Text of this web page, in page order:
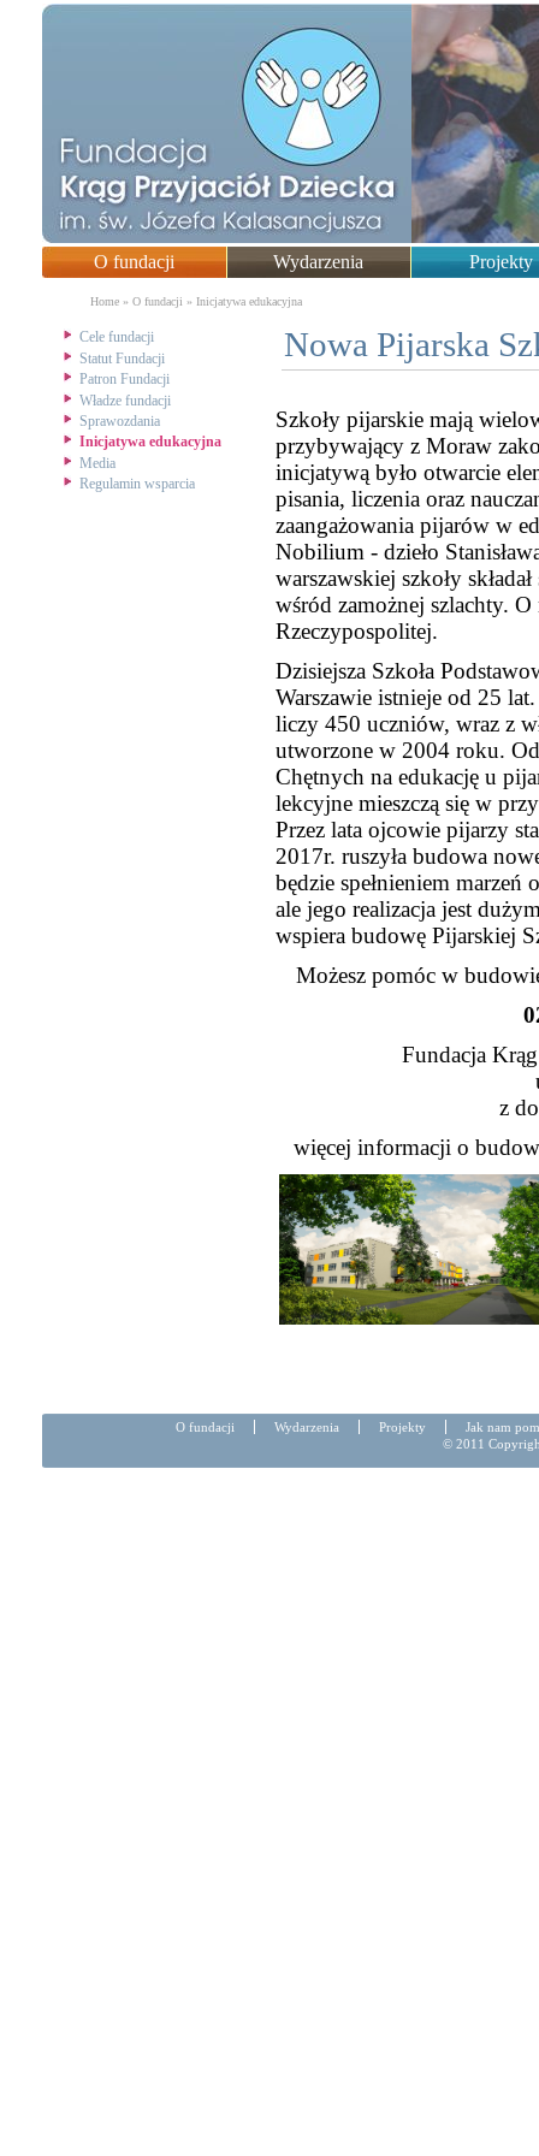
O fundacji Wydarzenia Projekty
You are here
Home» O fundacji » Inicjatywa edukacyjna
Cele fundacji
Statut Fundacji
Patron Fundacji
Władze fundacji
Sprawozdania
Inicjatywa edukacyjna
Media
Regulamin wsparcia
Nowa Pijarska
Szkoły pijarskie mają
przybywający z Moraw
inicjatywą było otwarcie
pisania, liczenia oraz
zaangażowania pijarów w
Nobilium - dzieło
warszawskiej szkoły
wśród zamożnej szlachty. O
Rzeczypospolitej.
Dzisiejsza Szkoła
Warszawie istnieje od 25
liczy 450 uczniów, wraz z
utworzone w 2004 roku.
Chętnych na edukację u
lekcyjne mieszczą się w
Przez lata ojcowie pijarzy
2017r. ruszyła budowa
będzie spełnieniem
ale jego realizacja jest
wspiera budowę Pijarskiej
Możesz pomóc w
Fundacja
z
więcej informacji o
O fundacji Wydarzenia Projekty
Jak nam
© 2011